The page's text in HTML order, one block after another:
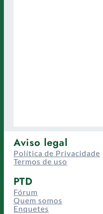
Aviso legal
Política de Privacidade
Termos de uso
PTD
Fórum
Quem somos
Enquetes